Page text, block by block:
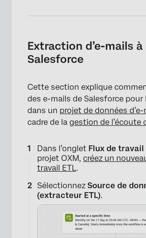
Extraction d’e-mails
Salesforce
Cette section explique
des e-mails de Salesforce
dans un projet de données d’e-
cadre de la gestion de l’écoute
Dans l’onglet Flux de travail
projet OXM, créez un
travail ETL.
Sélectionnez Source de
(extracteur ETL).